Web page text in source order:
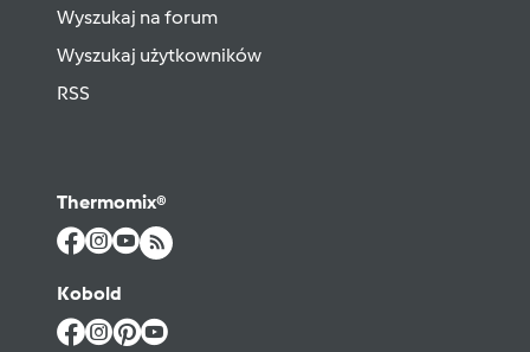
Wyszukaj na forum
Wyszukaj użytkowników
RSS
Thermomix®
Kobold